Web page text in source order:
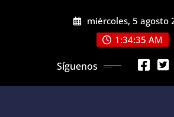
miércoles, 5 agosto
1:34:36 AM
Síguenos